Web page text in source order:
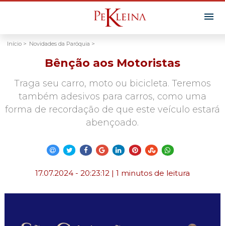
Início > Novidades da Paróquia >
Bênção aos Motoristas
Traga seu carro, moto ou bicicleta. Teremos
também adesivos para carros, como uma
forma de recordação de que este veículo estará
abençoado.
17.07.2024 - 20:23:12 | 1 minutos de leitura